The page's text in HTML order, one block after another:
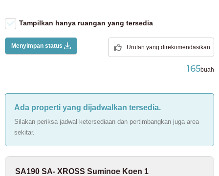
Menyimpan status Urutan yang direkomendasikan
165buah
Tampilkan hanya ruangan yang tersedia
Ada properti yang dijadwalkan tersedia.
Silakan periksa jadwal ketersediaan dan pertimbangkan juga area
sekitar.
SA190 SA- XROSS Suminoe Koen 1
Jalur Utama JR Tohoku (4)
Jalur JR Takasaki
Parkir sepeda (sepeda)
Parkir sepeda (moped)